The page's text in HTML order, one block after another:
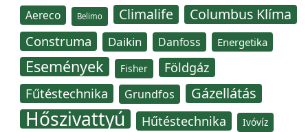
Aereco Belimo Climalife Columbus Klíma
Construma Daikin Danfoss Energetika
Események Fisher Földgáz
Fűtéstechnika Grundfos Gázellátás
Hőszivattyú Hűtéstechnika Ivóvíz